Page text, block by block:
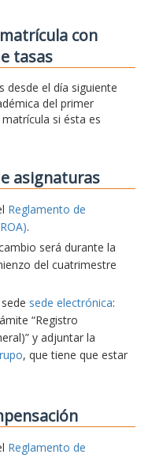
con
tasas
desde el día siguiente
del primer
si ésta es
asignaturas
Reglamento de
.
será durante la
del cuatrimestre
sede electrónica:
“Registro
y adjuntar la
, que tiene que estar
Reglamento de